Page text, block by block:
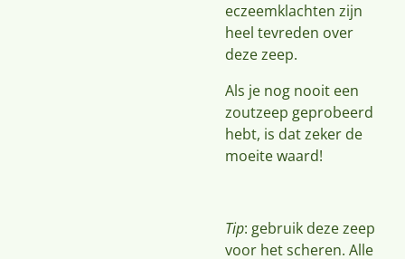
eczeemklachten zijn
heel tevreden over
deze zeep.
Als je nog nooit een
zoutzeep geprobeerd
hebt, is dat zeker de
moeite waard!
Tip: gebruik deze zeep
voor het scheren. Alle